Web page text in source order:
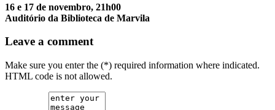
16 e 17 de novembro, 21h00
Auditório da Biblioteca de Marvila
Leave a comment
Make sure you enter the (*) required information where indicated.
HTML code is not allowed.